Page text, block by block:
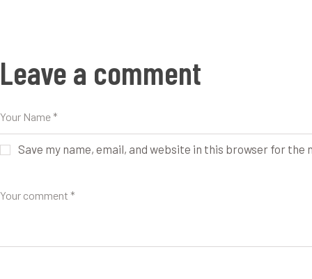
Leave a comment
Save my name, email, and website in this browser for the